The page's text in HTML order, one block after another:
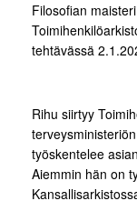
Filosofian maisteri
tehtävässä
Rihu siirtyy
työskentelee
Aiemmin hän on